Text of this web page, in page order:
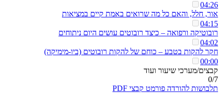
04:26
אור, חלל, והאם כל מה שרואים באמת קיים במציאות
04:15
רובוטיקה ורפואה – כיצד רובוטים עושים היום ניתוחים
04:02
חקר להקות בטבע – כוחם של להקות רובוטים (ביו-מימיקה)
00:00
קבצים/מערכי שיעור ועוד
0/7
תלבושות להורדה פורמט קבצי PDF